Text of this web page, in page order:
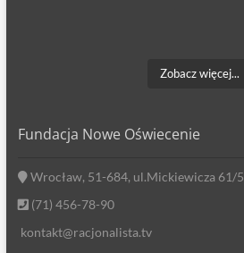
Zobacz więcej...
Fundacja Nowe Oświecenie
Wrocław, 51-684, ul.Mickiewicza 61/5
(71) 456-78-90
kontakt@racjonalista.tv